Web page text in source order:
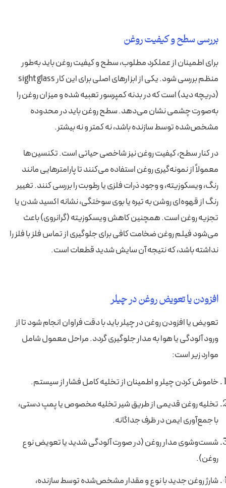
بررسی سطح و کیفیت روغن
برای اطمینان از عملکرد مطلوب، سطح و کیفیت روغن باید به‌طور
منظم بررسی شود. یکی از ابزارهای اصلی برای این کار sight glass
(دریچه دید) است که در بدنه کمپرسور تعبیه شده و میزان روغن را
به‌صورت چشمی نشان می‌دهد. سطح روغن باید در محدوده
مشخص‌شده توسط سازنده باشد، نه کمتر و نه بیشتر.
در کنار سطح، کیفیت روغن نیز شاخصی حیاتی است. تکنسین‌ها
معمولاً از نمونه‌گیری روغن استفاده می‌کنند تا پارامترهایی مانند
رنگ، ویسکوزیته، و وجود ذرات فلزی یا رطوبت را بررسی کنند. تغییر
رنگ از قهوه‌ای روشن به تیره یا بوی سوختگی، نشانه اکسید شدن یا
تجزیه روغن است. همچنین کاهش ویسکوزیته (گرانروی) باعث
می‌شود فیلم روغن ضخامت کافی برای جلوگیری از تماس فلز با فلز را
نداشته باشد، که نتیجه آن سایش شدید قطعات است.
افزودن یا تعویض روغن در چیلر
تعویض یا افزودن روغن در چیلر باید با دقت فراوان انجام شود تا از
ورود آلودگی یا هوا به مدار جلوگیری گردد. مراحل معمول شامل
موارد زیر است:
خاموش کردن چیلر و اطمینان از تخلیه کامل فشار از سیستم.
تخلیه روغن قدیمی از طریق شیر تخلیه مخصوص یا پمپ دستی،
با جمع‌آوری ایمن در ظرف جداگانه.
شست‌وشوی مدار روغن (در صورت آلودگی شدید یا تعویض نوع
روغن).
شارژ روغن جدید با نوع و مقدار مشخص‌شده توسط سازنده،